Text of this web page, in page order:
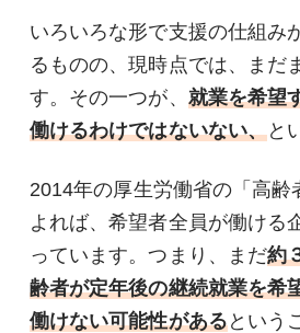
いろいろな形で支援の仕組み
るものの、現時点では、まだ
す。その一つが、 就業を希望
働けるわけではないない、と
2014年の厚生労働省の「高齢
よれば、希望者全員が働ける
っています。つまり、まだ約
齢者が定年後の継続就業を希
働けない可能性があるという